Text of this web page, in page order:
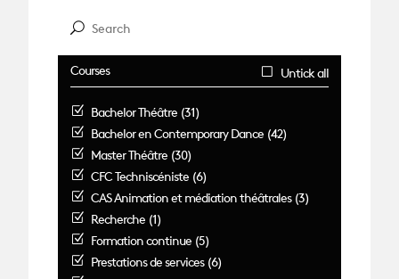
Courses Untick all
Bachelor Théâtre (31)
Bachelor en Contemporary Dance (42)
Master Théâtre (30)
CFC Techniscéniste (6)
CAS Animation et médiation théâtrales (3)
Recherche (1)
Formation continue (5)
Prestations de services (6)